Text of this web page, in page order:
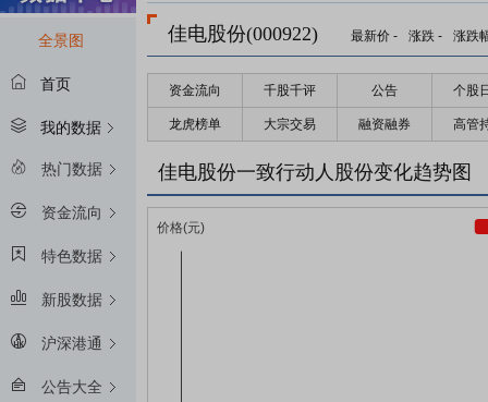
全景图
首页
我的数据
热门数据
资金流向
特色数据
新股数据
沪深港通
公告大全
佳电股份(000922) 最新价 - 涨跌 - 涨跌
资金流向 千股千评 公告 个股
龙虎榜单 大宗交易 融资融券 高管
佳电股份一致行动人股份变化趋势图